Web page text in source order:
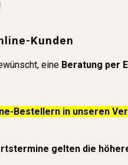
Kunden
eine Beratung per
Bestellern in unseren
gelten die